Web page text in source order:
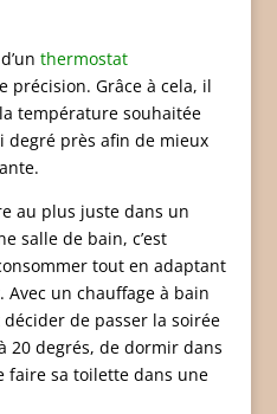
thermostat
précision. Grâce à cela, il
température souhaitée
degré près afin de mieux
au plus juste dans un
salle de bain, c’est
tout en adaptant
un chauffage à bain
de passer la soirée
20 degrés, de dormir dans
faire sa toilette dans une